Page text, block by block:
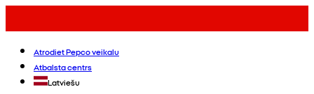
Atrodiet Pepco veikalu
Atbalsta centrs
Latviešu